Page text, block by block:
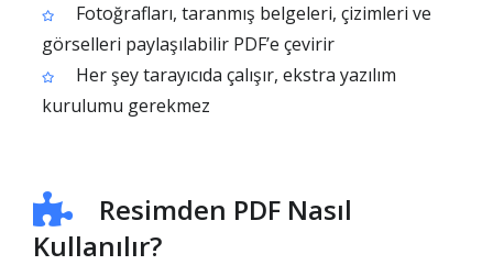
Fotoğrafları, taranmış belgeleri, çizimleri ve
görselleri paylaşılabilir PDF’e çevirir
Her şey tarayıcıda çalışır, ekstra yazılım
kurulumu gerekmez
Resimden PDF Nasıl
Kullanılır?